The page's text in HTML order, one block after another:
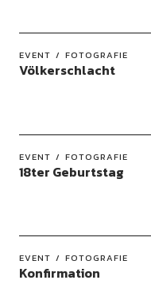
EVENT FOTOGRAFIE
Völkerschlacht
EVENT FOTOGRAFIE
18ter Geburtstag
EVENT FOTOGRAFIE
Konfirmation